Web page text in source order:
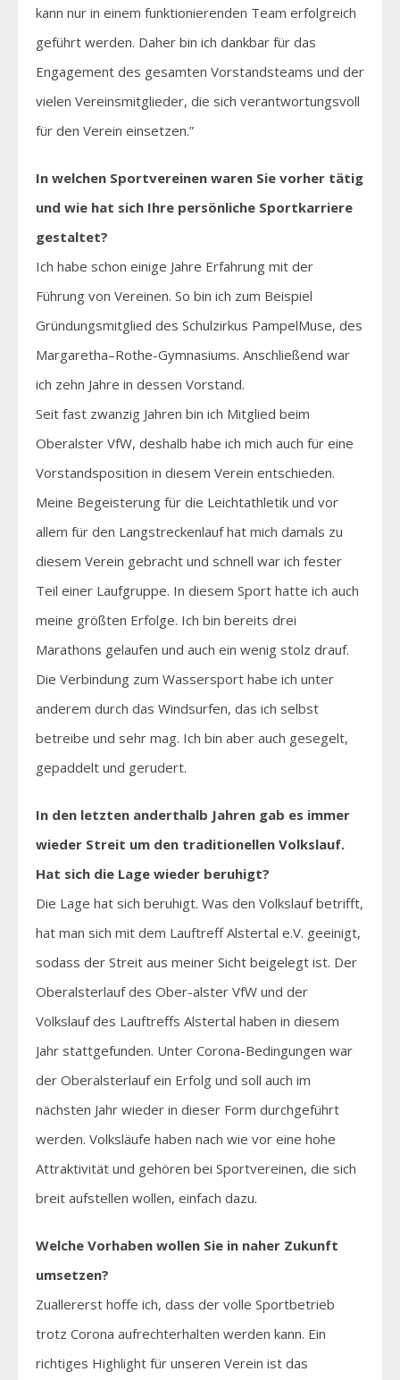
kann nur in einem funktionierenden Team erfolgreich
geführt werden. Daher bin ich dankbar für das
Engagement des gesamten Vorstandsteams und der
vielen Vereinsmitglieder, die sich verantwortungsvoll
für den Verein einsetzen.”
In welchen Sportvereinen waren Sie vorher tätig
und wie hat sich Ihre persönliche Sportkarriere
gestaltet?
Ich habe schon einige Jahre Erfahrung mit der
Führung von Vereinen. So bin ich zum Beispiel
Gründungsmitglied des Schulzirkus PampelMuse, des
Margaretha–Rothe-Gymnasiums. Anschließend war
ich zehn Jahre in dessen Vorstand.
Seit fast zwanzig Jahren bin ich Mitglied beim
Oberalster VfW, deshalb habe ich mich auch für eine
Vorstandsposition in diesem Verein entschieden.
Meine Begeisterung für die Leichtathletik und vor
allem für den Langstreckenlauf hat mich damals zu
diesem Verein gebracht und schnell war ich fester
Teil einer Laufgruppe. In diesem Sport hatte ich auch
meine größten Erfolge. Ich bin bereits drei
Marathons gelaufen und auch ein wenig stolz drauf.
Die Verbindung zum Wassersport habe ich unter
anderem durch das Windsurfen, das ich selbst
betreibe und sehr mag. Ich bin aber auch gesegelt,
gepaddelt und gerudert.
In den letzten anderthalb Jahren gab es immer
wieder Streit um den traditionellen Volkslauf.
Hat sich die Lage wieder beruhigt?
Die Lage hat sich beruhigt. Was den Volkslauf betrifft,
hat man sich mit dem Lauftreff Alstertal e.V. geeinigt,
sodass der Streit aus meiner Sicht beigelegt ist. Der
Oberalsterlauf des Ober-alster VfW und der
Volkslauf des Lauftreffs Alstertal haben in diesem
Jahr stattgefunden. Unter Corona-Bedingungen war
der Oberalsterlauf ein Erfolg und soll auch im
nächsten Jahr wieder in dieser Form durchgeführt
werden. Volksläufe haben nach wie vor eine hohe
Attraktivität und gehören bei Sportvereinen, die sich
breit aufstellen wollen, einfach dazu.
Welche Vorhaben wollen Sie in naher Zukunft
umsetzen?
Zuallererst hoffe ich, dass der volle Sportbetrieb
trotz Corona aufrechterhalten werden kann. Ein
richtiges Highlight für unseren Verein ist das